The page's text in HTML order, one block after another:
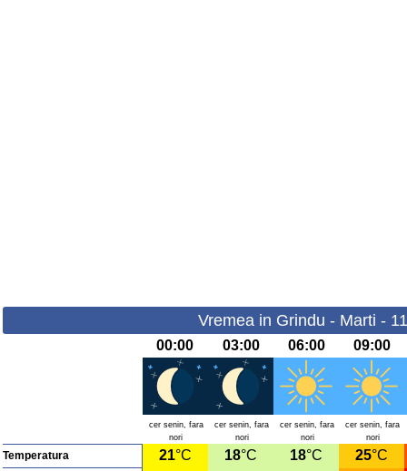
Vremea in Grindu - Marti -
00:00 03:00 06:00 09:00
cer senin, fara
nori
cer senin, fara
nori
cer senin, fara
nori
cer senin, fara
nori
Temperatura 21°C 18°C 18°C 25°C